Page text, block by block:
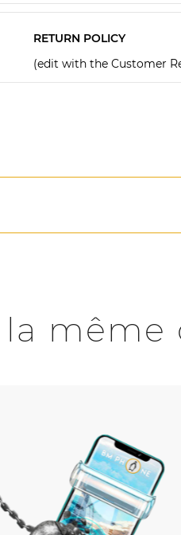
RETURN POLICY
(edit with the Customer
même